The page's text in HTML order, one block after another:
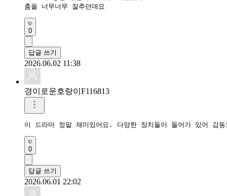
춤을 너무너무 잘추던데요
0
답글 쓰기
2026.06.02 11:38
경이로운호랑이F116813
이 드라마 정말 재미있어요. 다양한 장치들이 들어가 있어 감
0
답글 쓰기
2026.06.01 22:02